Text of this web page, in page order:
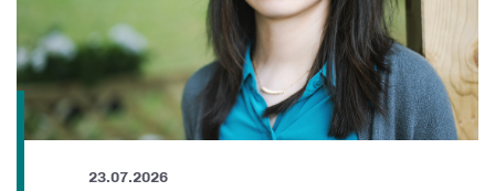
23.07.2026